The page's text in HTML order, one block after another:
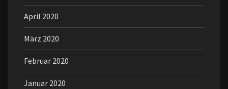
April 2020
März 2020
Februar 2020
Januar 2020